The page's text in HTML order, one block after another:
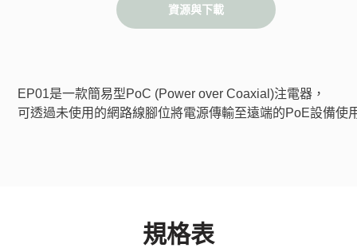
資源與下載
EP01是一款簡易型PoC (Power over Coaxial)注電器，
可透過未使用的網路線腳位將電源傳輸至遠端的PoE設備使
規格表